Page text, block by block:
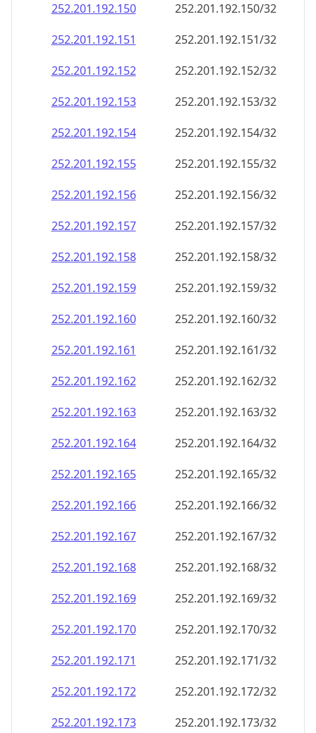
252.201.192.150
252.201.192.150/32
252.201.192.151
252.201.192.151/32
252.201.192.152
252.201.192.152/32
252.201.192.153
252.201.192.153/32
252.201.192.154
252.201.192.154/32
252.201.192.155
252.201.192.155/32
252.201.192.156
252.201.192.156/32
252.201.192.157
252.201.192.157/32
252.201.192.158
252.201.192.158/32
252.201.192.159
252.201.192.159/32
252.201.192.160
252.201.192.160/32
252.201.192.161
252.201.192.161/32
252.201.192.162
252.201.192.162/32
252.201.192.163
252.201.192.163/32
252.201.192.164
252.201.192.164/32
252.201.192.165
252.201.192.165/32
252.201.192.166
252.201.192.166/32
252.201.192.167
252.201.192.167/32
252.201.192.168
252.201.192.168/32
252.201.192.169
252.201.192.169/32
252.201.192.170
252.201.192.170/32
252.201.192.171
252.201.192.171/32
252.201.192.172
252.201.192.172/32
252.201.192.173
252.201.192.173/32